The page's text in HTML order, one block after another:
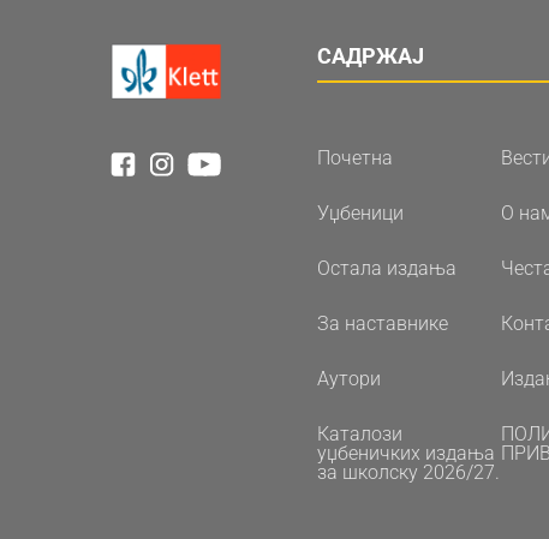
САДРЖАЈ
Почетна
Уџбеници О
Остала издања
За наставнике
Аутори
Каталози
уџбеничких издања
за школску 2026/27.